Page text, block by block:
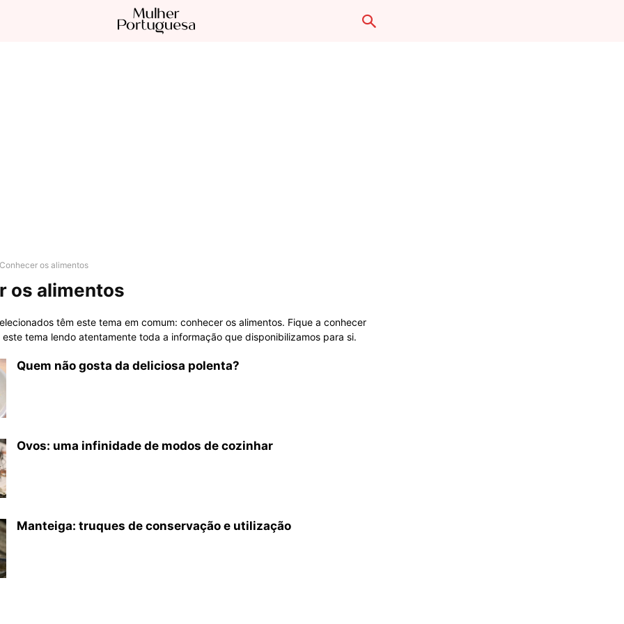
Conhecer os alimentos
os alimentos
têm este tema em comum: conhecer os alimentos. Fique a conhecer
este tema lendo atentamente toda a informação que disponibilizamos para si.
Quem não gosta da deliciosa polenta?
Ovos: uma infinidade de modos de cozinhar
Manteiga: truques de conservação e utilização